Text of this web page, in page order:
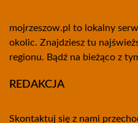
mojrzeszow.pl to lokalny
okolic. Znajdziesz tu
regionu. Bądź na bieżąco z
REDAKCJA
Skontaktuj się z nami